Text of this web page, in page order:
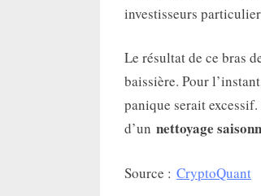
investisseurs
Le résultat de ce bras
baissière. Pour
panique serait
d’un nettoyage
Source : CryptoQuant